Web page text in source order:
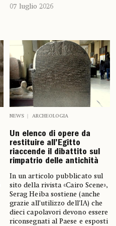
07 luglio 2026
NEWS ARCHEOLOGIA
Un elenco di opere da
restituire all’Egitto
riaccende il dibattito sul
rimpatrio delle antichità
In un articolo pubblicato sul
sito della rivista «Cairo Scene»,
Serag Heiba sostiene (anche
grazie all’utilizzo dell’IA) che
dieci capolavori devono essere
riconsegnati al Paese e esposti